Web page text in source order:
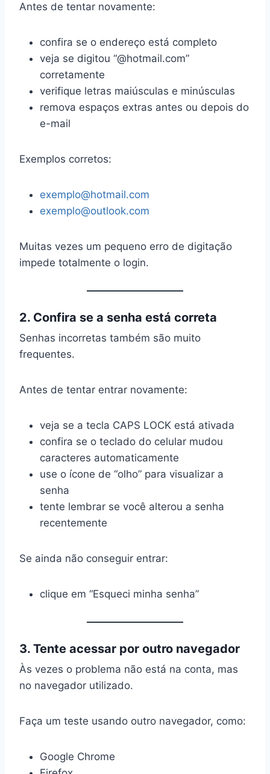
Antes de tentar novamente:
confira se o endereço está completo
veja se digitou “@hotmail.com”
corretamente
verifique letras maiúsculas e minúsculas
remova espaços extras antes ou depois do
e-mail
Exemplos corretos:
exemplo@hotmail.com
exemplo@outlook.com
Muitas vezes um pequeno erro de digitação
impede totalmente o login.
2. Confira se a senha está correta
Senhas incorretas também são muito
frequentes.
Antes de tentar entrar novamente:
veja se a tecla CAPS LOCK está ativada
confira se o teclado do celular mudou
caracteres automaticamente
use o ícone de “olho” para visualizar a
senha
tente lembrar se você alterou a senha
recentemente
Se ainda não conseguir entrar:
clique em “Esqueci minha senha”
3. Tente acessar por outro navegador
Às vezes o problema não está na conta, mas
no navegador utilizado.
Faça um teste usando outro navegador, como:
Google Chrome